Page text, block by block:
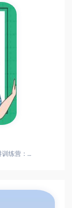
当众演讲训练营：提升口才表达能力当众演讲训练营：提升口才表达能力